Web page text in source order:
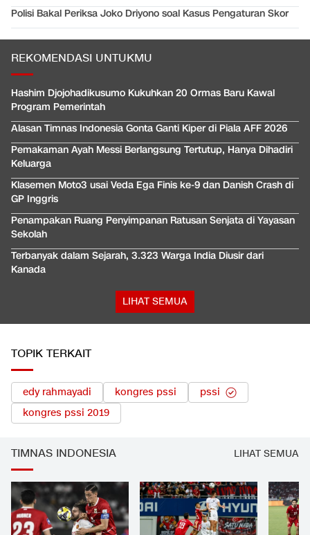
Polisi Bakal Periksa Joko Driyono soal Kasus Pengaturan Skor
REKOMENDASI UNTUKMU
Hashim Djojohadikusumo Kukuhkan 20 Ormas Baru Kawal
Program Pemerintah
Alasan Timnas Indonesia Gonta Ganti Kiper di Piala AFF 2026
Pemakaman Ayah Messi Berlangsung Tertutup, Hanya Dihadiri
Keluarga
Klasemen Moto3 usai Veda Ega Finis ke-9 dan Danish Crash di
GP Inggris
Penampakan Ruang Penyimpanan Ratusan Senjata di Yayasan
Sekolah
Terbanyak dalam Sejarah, 3.323 Warga India Diusir dari
Kanada
LIHAT SEMUA
TOPIK TERKAIT
edy rahmayadi kongres pssi
pssi
kongres pssi 2019
TIMNAS INDONESIA LIHAT SEMUA